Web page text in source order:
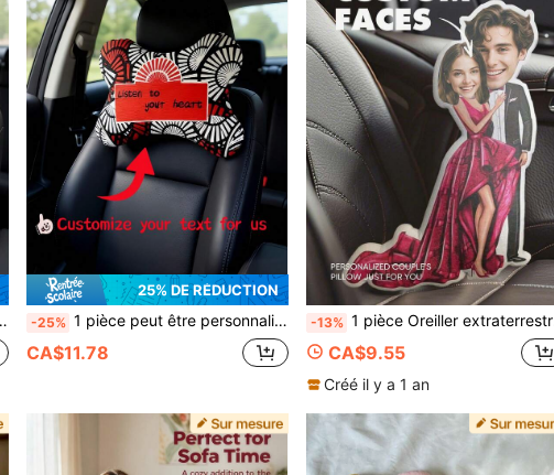
25% DE RÉDUCTION
-25% 1 pièce peut être personnalisée avec votre texte personnalisé préféré, un design numérique personnalisé et la meilleure sélection de cadeaux. Envoyez-nous des oreillers de cou spécifiques convenant pour les fêtes d'anniversaire, la fête des pères, la fête des mères, Halloween, Noël, le réveillon de Noël, la Saint-Valentin, les anniversaires, la journée personnalisée, le jour du souvenir, Thanksgiving, Pâques, le poisson d'avril, le carnaval, la journée portes ouvertes et la fête nationale
CA$11.78
-13% 1 pièce Oreiller extraterrestre personnalisé, oreiller photo personnalisé, cadeau parfait pour anniversaire, anniversaire de mariage, Saint-Valentin, remise des diplômes, mariage, fête des mères, fête des pères, Noël, Halloween, Pâques
CA$9.55
Créé il y a 1 an